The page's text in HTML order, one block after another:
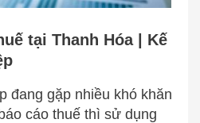
tại Thanh Hóa | Kế
đang gặp nhiều khó khăn
cáo thuế thì sử dụng